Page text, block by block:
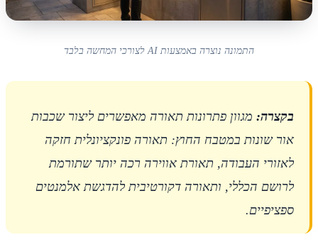
התמונה נוצרה באמצעות AI לצורכי המחשה בלבד
בקצרה:מגוון פתרונות תאורה מאפשרים ליצור שכבות
אור שונות במטבח החוץ: תאורה פונקציונלית חזקה
לאזורי העבודה, תאורת אווירה רכה יותר שתורמת
לרושם הכללי, ותאורה דקורטיבית להדגשת אלמנטים
ספציפיים.